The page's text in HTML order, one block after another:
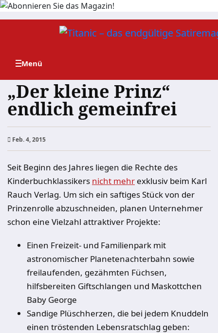
Zum
„Der kleine Prinz“
endlich gemeinfrei
Feb. 4, 2015
Seit Beginn des Jahres liegen die Rechte des
Kinderbuchklassikers nicht mehr exklusiv beim Karl
Rauch Verlag. Um sich ein saftiges Stück von der
Prinzenrolle abzuschneiden, planen Unternehmer
schon eine Vielzahl attraktiver Projekte:
Einen Freizeit- und Familienpark mit
astronomischer Planetenachterbahn sowie
freilaufenden, gezähmten Füchsen,
hilfsbereiten Giftschlangen und Maskottchen
Baby George
Sandige Plüschherzen, die bei jedem Knuddeln
einen tröstenden Lebensratschlag geben: